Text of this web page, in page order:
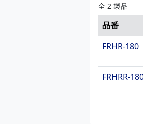
STOP75A5
STOP75A7
STOP75A9
全 2 製品
品番
FRHR-180
FRHRR-